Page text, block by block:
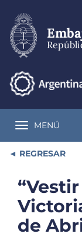
contenido
principal
Toggle navigation
MENÚ
REGRESAR
de